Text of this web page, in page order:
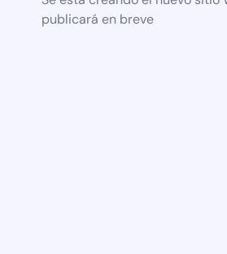
publicará en breve